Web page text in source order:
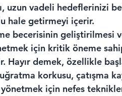
uzun vadeli hedeflerinizi
hale getirmeyi içerir.
becerisinin geliştirilmesi
için kritik öneme
Hayır demek, özellikle
korkusu, çatışma
için nefes